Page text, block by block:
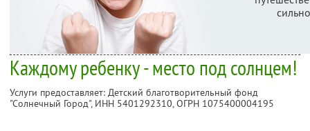
Каждому ребенку - место под солнцем!
Услуги предоставляет: Детский благотворительный фонд
"Солнечный Город", ИНН 5401292310, ОГРН 1075400004195